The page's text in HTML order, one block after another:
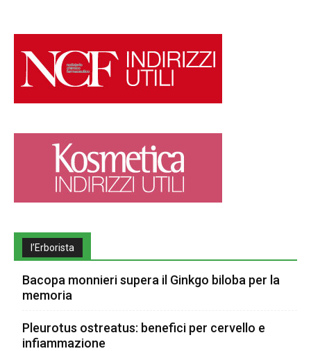
l’Erborista
Bacopa monnieri supera il Ginkgo biloba per la
memoria
Pleurotus ostreatus: benefici per cervello e
infiammazione